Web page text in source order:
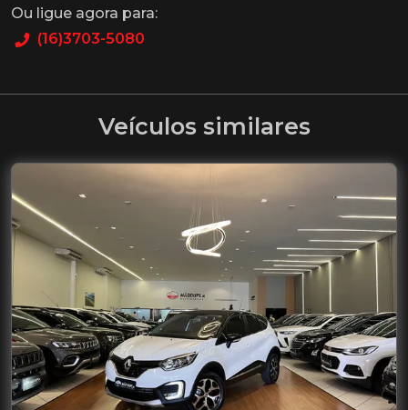
Ou ligue agora para:
(16)3703-5080
Veículos similares